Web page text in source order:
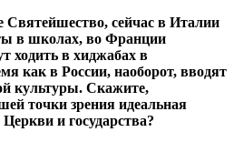
Святейшество, сейчас в Италии
в школах, во Франции
ходить в хиджабах в
как в России, наоборот, вводят
культуры. Скажите,
точки зрения идеальная
и государства?